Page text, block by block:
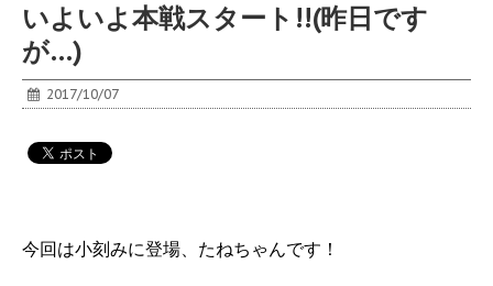
いよいよ本戦スタート!!(昨日です
が…)
2017/10/07
今回は小刻みに登場、たねちゃんです！